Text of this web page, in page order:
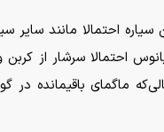
احتمالا مانند سایر
احتمالا سرشار از کربن و
ماگمای باقیمانده در